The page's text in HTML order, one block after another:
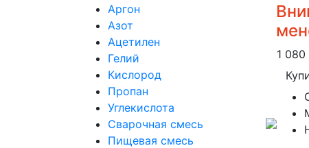
Аргон
Азот
Ацетилен
Гелий
Кислород
Пропан
Углекислота
Сварочная смесь
Пищевая смесь
1 080